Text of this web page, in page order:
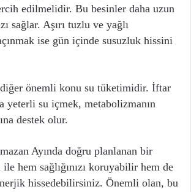
edilmelidir. Bu besinler daha uzun
sağlar. Aşırı tuzlu ve yağlı
ise gün içinde susuzluk hissini
diğer önemli konu su tüketimidir. İftar
yeterli su içmek, metabolizmanın
destek olur.
Ayında doğru planlanan bir
hem sağlığınızı koruyabilir hem de
hissedebilirsiniz. Önemli olan, bu